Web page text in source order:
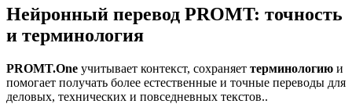
Нейронный перевод PROMT: точность
и терминология
PROMT.One учитывает контекст, сохраняет терминологию и
помогает получать более естественные и точные переводы для
деловых, технических и повседневных текстов..